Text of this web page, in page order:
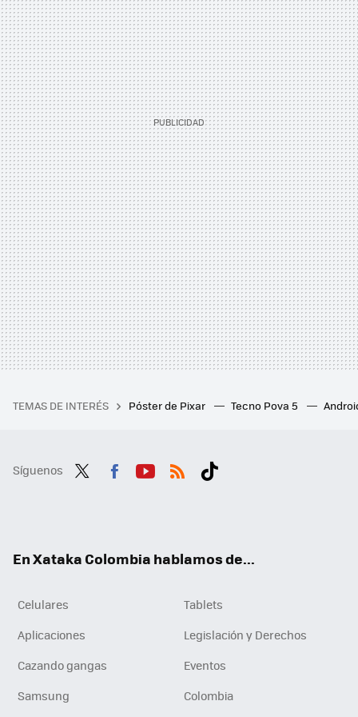
TEMAS DE INTERÉS Póster de Pixar Tecno Pova 5
Síguenos
En Xataka Colombia hablamos de...
Celulares
Tablets
Aplicaciones
Legislación y Derechos
Cazando gangas
Eventos
Samsung
Colombia